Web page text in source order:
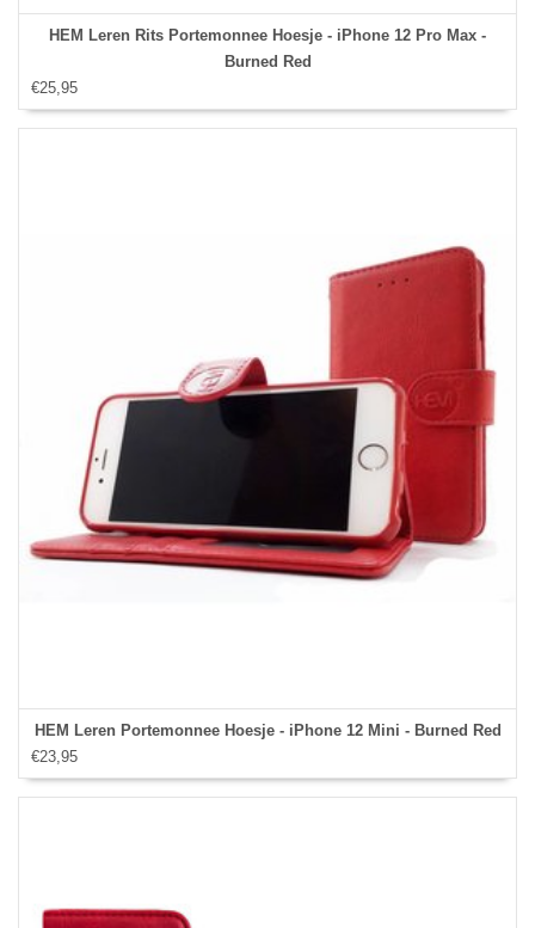
HEM Leren Rits Portemonnee Hoesje - iPhone 12 Pro Max -
Burned Red
€25,95
HEM Leren Portemonnee Hoesje - iPhone 12 Mini - Burned Red
€23,95